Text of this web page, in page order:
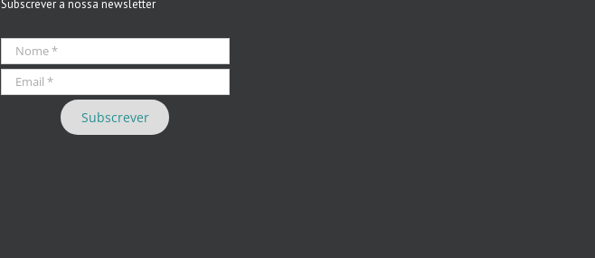
Subscrever a nossa newsletter